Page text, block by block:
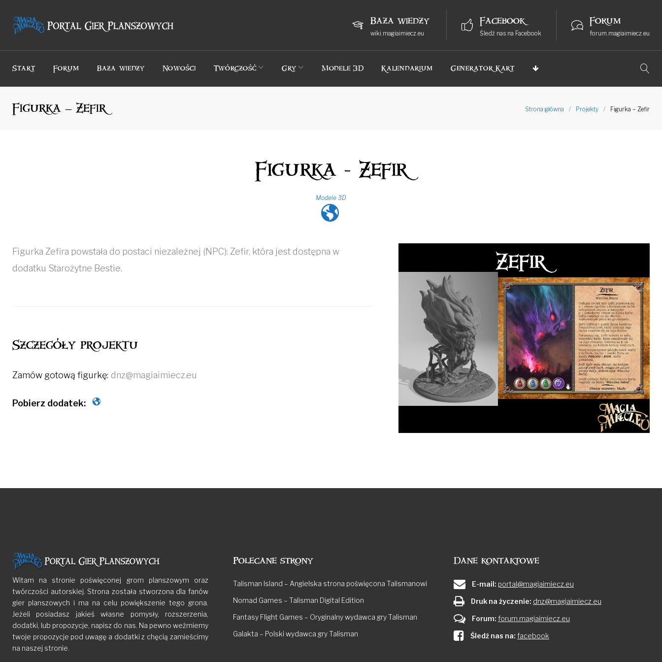
Baza wiedzy
wiki.magiaimiecz.eu
Facebook
Śledź nas na Facebook
Forum
forum.magiaimiecz.eu
Start Forum Baza wiedzy Nowości Twórczość Gry Modele 3D Kalendarium Generator Kart
Figurka – Zefir Strona główna / Projekty / Figurka – Zefir
Figurka - Zefir
Modele 3D
Figurka Zefira powstała do postaci niezależnej (NPC): Zefir, która jest dostępna w
dodatku Starożytne Bestie.
Szczegóły projektu
Zamów gotową figurkę: dnz@magiaimiecz.eu
Witam na stronie poświęconej grom planszowym oraz
twórczości autorskiej. Strona została stworzona dla fanów
gier planszowych i ma na celu powiększenie tego grona.
Jeżeli posiadasz jakieś własne pomysły, rozszerzenia,
dodatki, lub propozycje, napisz do nas. Na pewno weźmiemy
twoje propozycje pod uwagę a dodatki z chęcią zamieścimy
na naszej stronie.
Polecane strony
Talisman Island – Angielska strona poświęcona Talismanowi
Nomad Games – Talisman Digital Edition
Fantasy Flight Games – Oryginalny wydawca gry Talisman
Galakta – Polski wydawca gry Talisman
Dane kontaktowe
E-mail: portal@magiaimiecz.eu
Druk na życzenie: dnz@magiaimiecz.eu
Forum: forum.magiaimiecz.eu
Śledź nas na: facebook